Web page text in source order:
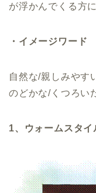
が浮かんでくる方
・イメージワード
自然な/親しみやす
のどかな/くつろい
1、ウォームスタイ